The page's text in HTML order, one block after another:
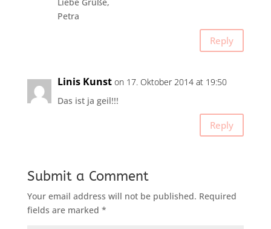
Petra
Reply
Linis Kunst on 17. Oktober 2014 at 19:50
Das ist ja geil!!!
Reply
Submit a Comment
Your email address will not be published. Required
fields are marked *